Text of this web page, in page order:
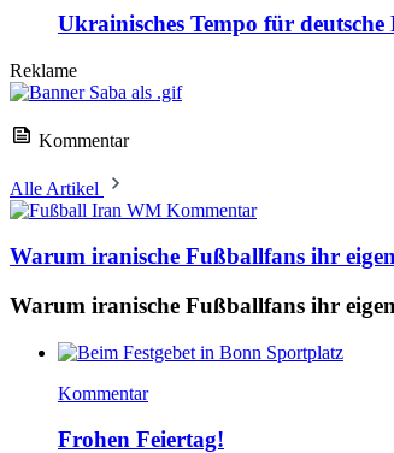
Ukrainisches Tempo für deutsche
Reklame
Kommentar
Alle Artikel
Kommentar
Warum iranische Fußballfans ihr
Warum iranische Fußballfans ihr
Kommentar
Frohen Feiertag!